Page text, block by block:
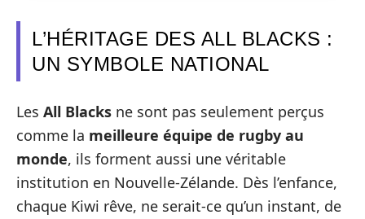
L’HÉRITAGE DES ALL BLACKS :
UN SYMBOLE NATIONAL
Les All Blacks ne sont pas seulement perçus
comme la meilleure équipe de rugby au
monde, ils forment aussi une véritable
institution en Nouvelle-Zélande. Dès l’enfance,
chaque Kiwi rêve, ne serait-ce qu’un instant, de